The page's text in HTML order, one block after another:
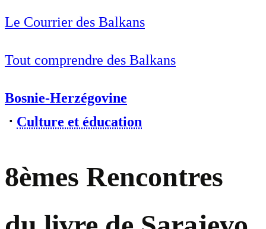
Le Courrier des Balkans
Tout comprendre des Balkans
Bosnie-Herzégovine
⋅ Culture et éducation
8èmes Rencontres